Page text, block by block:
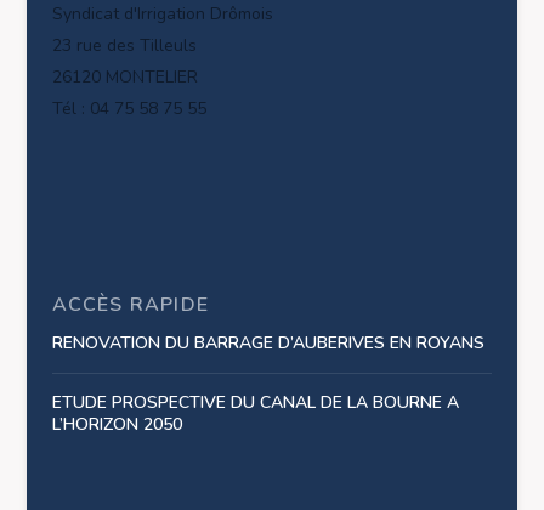
Syndicat d'Irrigation Drômois
23 rue des Tilleuls
26120 MONTELIER
Tél : 04 75 58 75 55
ACCÈS RAPIDE
RENOVATION DU BARRAGE D’AUBERIVES EN ROYANS
ETUDE PROSPECTIVE DU CANAL DE LA BOURNE A
L’HORIZON 2050